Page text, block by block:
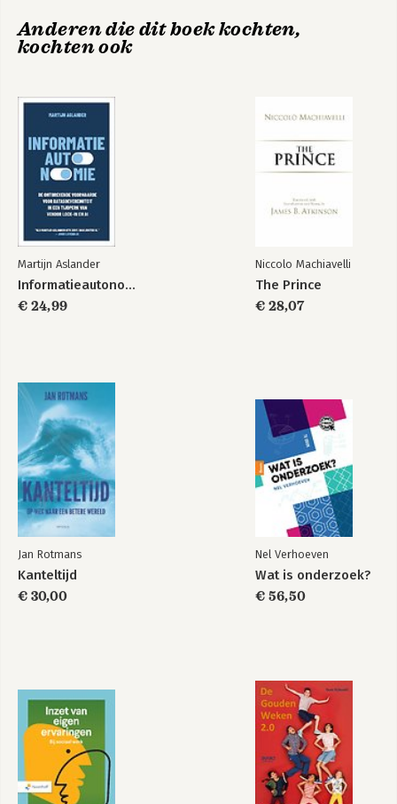
Anderen die dit boek kochten,
kochten ook
Martijn Aslander
Informatieautonomie
€ 24,99
Niccolo Machiavelli
The Prince
€ 28,07
Jan Rotmans
Kanteltijd
€ 30,00
Nel Verhoeven
Wat is onderzoek?
€ 56,50